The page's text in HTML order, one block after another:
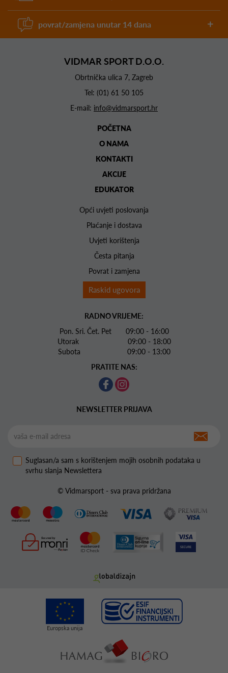
povrat/zamjena unutar 14 dana
VIDMAR SPORT D.O.O.
Obrtnička ulica 7, Zagreb
Tel: (01) 61 50 105
E-mail: info@vidmarsport.hr
POČETNA
O NAMA
KONTAKTI
AKCIJE
EDUKATOR
Opći uvjeti poslovanja
Plaćanje i dostava
Uvjeti korištenja
Česta pitanja
Povrat i zamjena
Raskid ugovora
RADNO VRIJEME:
Pon. Sri. Čet. Pet 09:00 - 16:00
Utorak 09:00 - 18:00
Subota 09:00 - 13:00
PRATITE NAS:
NEWSLETTER PRIJAVA
Suglasan/a sam s korištenjem mojih osobnih podataka u
svrhu slanja Newslettera
© Vidmarsport - sva prava pridržana